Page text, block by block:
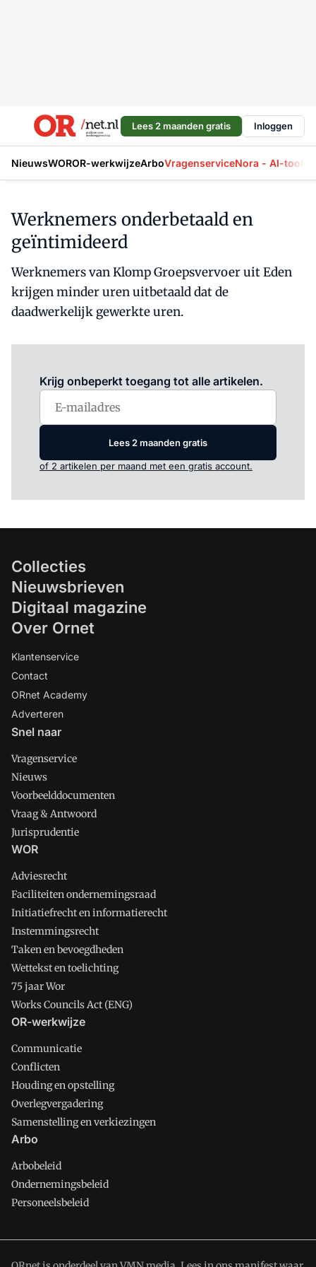
Lees 2 maanden gratis Inloggen
NieuwsWOROR-werkwijzeArboVragenserviceNora - AI-tool
Werknemers onderbetaald en
geïntimideerd
Werknemers van Klomp Groepsvervoer uit Eden
krijgen minder uren uitbetaald dat de
daadwerkelijk gewerkte uren.
Krijg onbeperkt toegang tot alle artikelen.
Lees 2 maanden gratis
of 2 artikelen per maand met een gratis account.
Collecties
Nieuwsbrieven
Digitaal magazine
Over Ornet
Klantenservice
Contact
ORnet Academy
Adverteren
Snel naar
Vragenservice
Nieuws
Voorbeelddocumenten
Vraag & Antwoord
Jurisprudentie
WOR
Adviesrecht
Faciliteiten ondernemingsraad
Initiatiefrecht en informatierecht
Instemmingsrecht
Taken en bevoegdheden
Wettekst en toelichting
75 jaar Wor
Works Councils Act (ENG)
OR-werkwijze
Communicatie
Conflicten
Houding en opstelling
Overlegvergadering
Samenstelling en verkiezingen
Arbo
Arbobeleid
Ondernemingsbeleid
Personeelsbeleid